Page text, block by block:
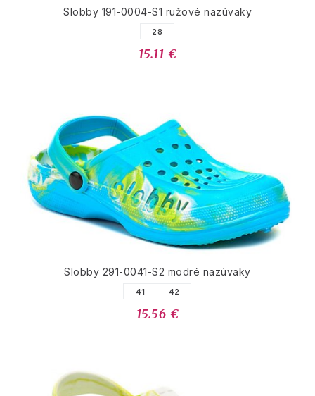
Slobby 191-0004-S1 ružové nazúvaky
28
15.11 €
Slobby 291-0041-S2 modré nazúvaky
41 42
15.56 €